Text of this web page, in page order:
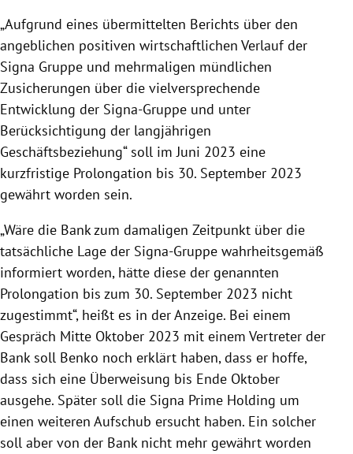
„Aufgrund eines übermittelten Berichts über den
angeblichen positiven wirtschaftlichen Verlauf der
Signa Gruppe und mehrmaligen mündlichen
Zusicherungen über die vielversprechende
Entwicklung der Signa-Gruppe und unter
Berücksichtigung der langjährigen
Geschäftsbeziehung“ soll im Juni 2023 eine
kurzfristige Prolongation bis 30. September 2023
gewährt worden sein.
„Wäre die Bank zum damaligen Zeitpunkt über die
tatsächliche Lage der Signa-Gruppe wahrheitsgemäß
informiert worden, hätte diese der genannten
Prolongation bis zum 30. September 2023 nicht
zugestimmt“, heißt es in der Anzeige. Bei einem
Gespräch Mitte Oktober 2023 mit einem Vertreter der
Bank soll Benko noch erklärt haben, dass er hoffe,
dass sich eine Überweisung bis Ende Oktober
ausgehe. Später soll die Signa Prime Holding um
einen weiteren Aufschub ersucht haben. Ein solcher
soll aber von der Bank nicht mehr gewährt worden